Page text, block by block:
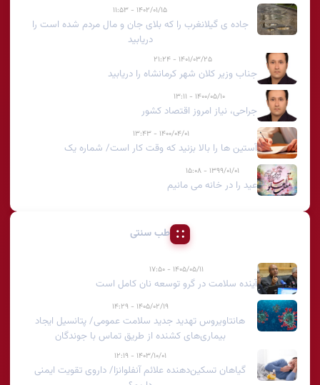
۱۴۰۲/۰۱/۱۵ - ۱۱:۵۳
جاده ی گیلانغرب را که بلای جان و مال مردم شده است را
دریابید
۱۴۰۱/۰۳/۲۵ - ۲۱:۲۴
جناب وزیر کلان شهر کرمانشاه را دریابید
۱۴۰۰/۰۵/۱۰ - ۱۳:۱۱
جراحی، نیاز امروز اقتصاد کشور
۱۴۰۰/۰۴/۰۱ - ۱۳:۴۳
آستین ها را بالا بزنید که وقت کار است/ شماره یک
۱۳۹۹/۰۱/۰۱ - ۱۵:۰۸
عید را در خانه می مانیم
طب سنتی
۱۴۰۵/۰۵/۱۱ - ۱۷:۵۰
آینده سلامت در گرو توسعه نان کامل است
۱۴۰۵/۰۲/۱۹ - ۱۴:۲۹
هانتاویروس تهدید جدید سلامت عمومی/ پتانسیل ایجاد
بیماری‌های کشنده از طریق تماس با جوندگان
۱۴۰۳/۱۰/۰۱ - ۱۲:۱۹
گیاهان تسکین‌دهنده علائم آنفلوانزا/ داروی تقویت ایمنی